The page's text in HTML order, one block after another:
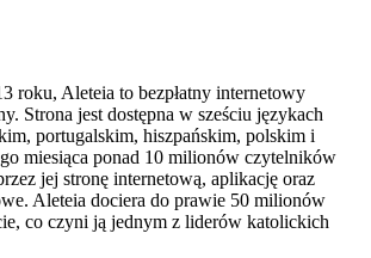
roku, Aleteia to bezpłatny internetowy
Strona jest dostępna w sześciu językach
portugalskim, hiszpańskim, polskim i
miesiąca ponad 10 milionów czytelników
jej stronę internetową, aplikację oraz
Aleteia dociera do prawie 50 milionów
co czyni ją jednym z liderów katolickich